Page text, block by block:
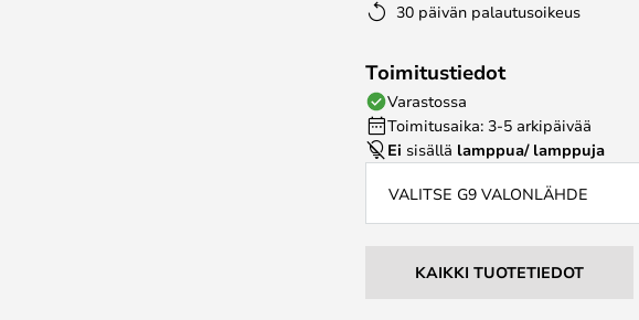
30 päivän palautusoikeus
Toimitustiedot
Varastossa
Toimitusaika: 3-5 arkipäivää
Ei sisällä lamppua/ lamppuja
VALITSE G9 VALONLÄHDE
KAIKKI TUOTETIEDOT